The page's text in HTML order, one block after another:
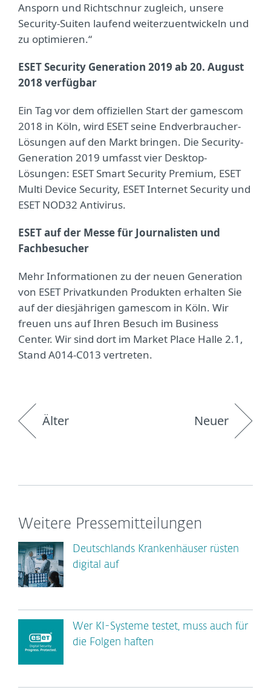
Ansporn und Richtschnur zugleich, unsere
Security-Suiten laufend weiterzuentwickeln und
zu optimieren.“
ESET Security Generation 2019 ab 20. August
2018 verfügbar
Ein Tag vor dem offiziellen Start der gamescom
2018 in Köln, wird ESET seine Endverbraucher-
Lösungen auf den Markt bringen. Die Security-
Generation 2019 umfasst vier Desktop-
Lösungen: ESET Smart Security Premium, ESET
Multi Device Security, ESET Internet Security und
ESET NOD32 Antivirus.
ESET auf der Messe für Journalisten und
Fachbesucher
Mehr Informationen zu der neuen Generation
von ESET Privatkunden Produkten erhalten Sie
auf der diesjährigen gamescom in Köln. Wir
freuen uns auf Ihren Besuch im Business
Center. Wir sind dort im Market Place Halle 2.1,
Stand A014-C013 vertreten.
Älter Neuer
Weitere Pressemitteilungen
Deutschlands Krankenhäuser rüsten
digital auf
Wer KI-Systeme testet, muss auch für
die Folgen haften